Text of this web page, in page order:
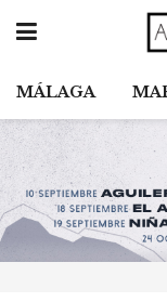
MÁLAGA